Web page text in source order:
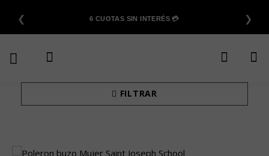
contenido
❮ 6 CUOTAS SIN INTERÉS 💳 ❯
FILTRAR